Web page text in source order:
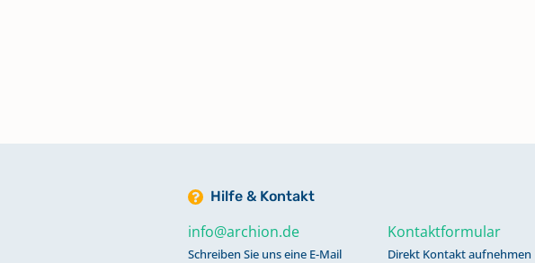
Hilfe & Kontakt
info@archion.de
Schreiben Sie uns eine E-Mail
Kontaktformular
Direkt Kontakt aufnehmen